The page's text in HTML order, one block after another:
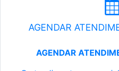
AGENDAR
AGENDAR